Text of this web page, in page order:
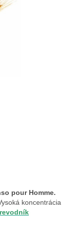
pour Homme.
koncentrácia